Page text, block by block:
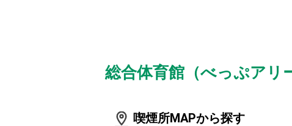
総合体育館（べっぷアリ
喫煙所MAPから探す